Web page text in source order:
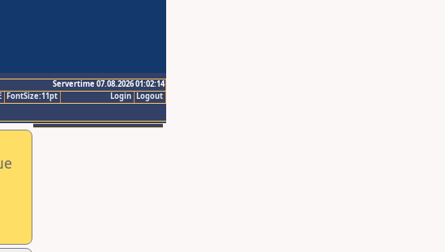
Servertime 07.08.2026 01:02:14
Logout
Login
FontSize:11pt